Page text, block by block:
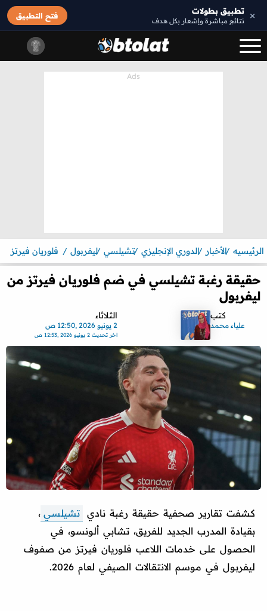
× تطبيق بطولات
نتائج مباشرة وإشعار بكل هدف
فتح التطبيق
الرئيسيه الأخبار الدوري الإنجليزي تشيلسي ليفربول فلوريان فيرتز
حقيقة رغبة تشيلسي في ضم فلوريان فيرتز من
ليفربول
كتب
علياء محمد
الثلاثاء
2 يونيو 2026 ,12:50 ص
اخر تحديث2 يونيو 2026 ,12:53 ص
كشفت تقارير صحفية حقيقة رغبة نادي تشيلسي ،
بقيادة المدرب الجديد للفريق، تشابي ألونسو، في
الحصول على خدمات اللاعب فلوريان فيرتز من صفوف
ليفربول في موسم الانتقالات الصيفي لعام 2026.